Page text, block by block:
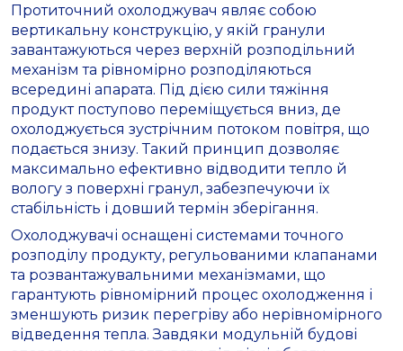
Протиточний охолоджувач являє собою
вертикальну конструкцію, у якій гранули
завантажуються через верхній розподільний
механізм та рівномірно розподіляються
всередині апарата. Під дією сили тяжіння
продукт поступово переміщується вниз, де
охолоджується зустрічним потоком повітря, що
подається знизу. Такий принцип дозволяє
максимально ефективно відводити тепло й
вологу з поверхні гранул, забезпечуючи їх
стабільність і довший термін зберігання.
Охолоджувачі оснащені системами точного
розподілу продукту, регульованими клапанами
та розвантажувальними механізмами, що
гарантують рівномірний процес охолодження і
зменшують ризик перегріву або нерівномірного
відведення тепла. Завдяки модульній будові